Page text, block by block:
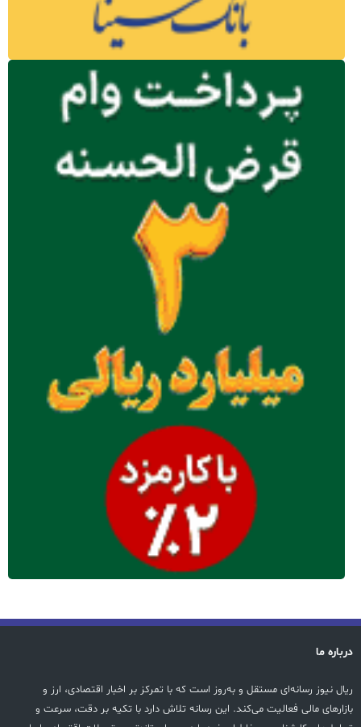
درباره ما
ریال نیوز رسانه‌ای مستقل و به‌روز است که با تمرکز بر اخبار اقتصادی، ارز و
بازارهای مالی فعالیت می‌کند. این رسانه تلاش دارد با تکیه بر دقت، سرعت و